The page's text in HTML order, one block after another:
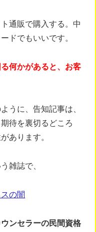
通販で購入する。中
ドでもいいです。
何かがあると、お客
うに、告知記事は、
待を裏切るどころ
あります。
雑誌で、
の闇
ンセラーの民間資格